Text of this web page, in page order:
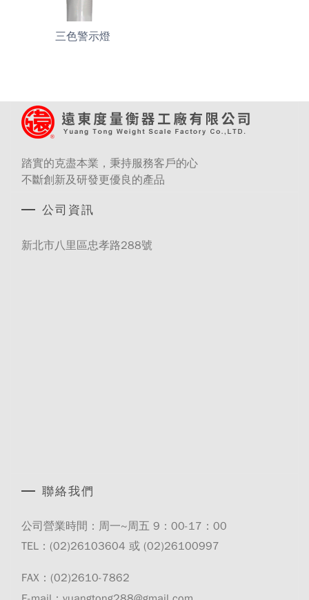
三色警示燈
踏實的克盡本業，秉持服務客戶的心
不斷創新及研發更優良的產品
公司資訊
新北市八里區忠孝路288號
聯絡我們
公司營業時間：周一~周五 9：00-17：00
TEL：(02)26103604 或 (02)26100997
FAX：(02)2610-7862